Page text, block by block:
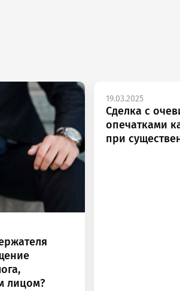
лицом?
19.03.2025
Сделка с
опечатками
при
работе